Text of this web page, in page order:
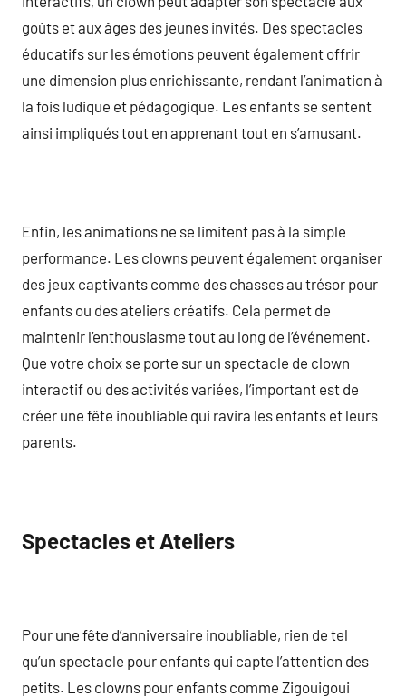
goûts et aux âges des jeunes invités. Des spectacles
éducatifs sur les émotions peuvent également offrir
une dimension plus enrichissante, rendant l’animation à
la fois ludique et pédagogique. Les enfants se sentent
ainsi impliqués tout en apprenant tout en s’amusant.
Enfin, les animations ne se limitent pas à la simple
performance. Les clowns peuvent également organiser
des jeux captivants comme des chasses au trésor pour
enfants ou des ateliers créatifs. Cela permet de
maintenir l’enthousiasme tout au long de l’événement.
Que votre choix se porte sur un spectacle de clown
interactif ou des activités variées, l’important est de
créer une fête inoubliable qui ravira les enfants et leurs
parents.
Spectacles et Ateliers
Pour une fête d’anniversaire inoubliable, rien de tel
qu’un spectacle pour enfants qui capte l’attention des
petits. Les clowns pour enfants comme Zigouigoui